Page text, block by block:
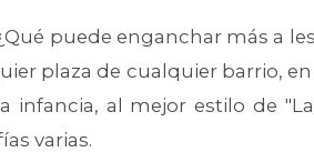
puede enganchar más a
plaza de cualquier barrio,
infancia, al mejor estilo de
varias.